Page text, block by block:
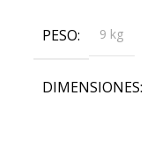
PESO 9 kg
DIMENSIONES